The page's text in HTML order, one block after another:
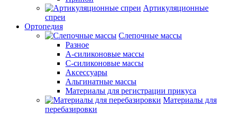
Артикуляционные
спреи
Ортопедия
Слепочные массы
Разное
А-силиконовые массы
С-силиконовые массы
Аксессуары
Альгинатные массы
Материалы для регистрации прикуса
Материалы для
перебазировки